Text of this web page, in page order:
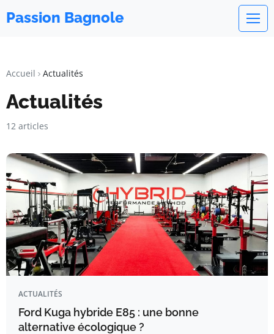
Passion Bagnole
Accueil Actualités
Actualités
12 articles
ACTUALITÉS
Ford Kuga hybride E85 : une bonne
alternative écologique ?